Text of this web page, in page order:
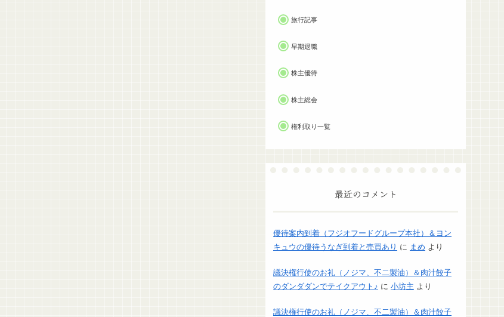
旅行記事
早期退職
株主優待
株主総会
権利取り一覧
最近のコメント
優待案内到着（フジオフードグループ本社）＆ヨン
キュウの優待うなぎ到着と売買あり に まめ より
議決権行使のお礼（ノジマ、不二製油）＆肉汁餃子
のダンダダンでテイクアウト♪ に 小坊主 より
議決権行使のお礼（ノジマ、不二製油）＆肉汁餃子